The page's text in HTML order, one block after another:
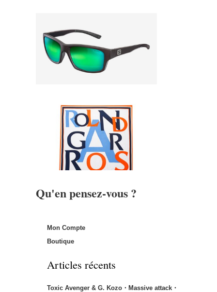
Qu'en pensez-vous ?
Mon Compte
Boutique
Articles récents
Toxic Avenger & G. Kozo・Massive attack・